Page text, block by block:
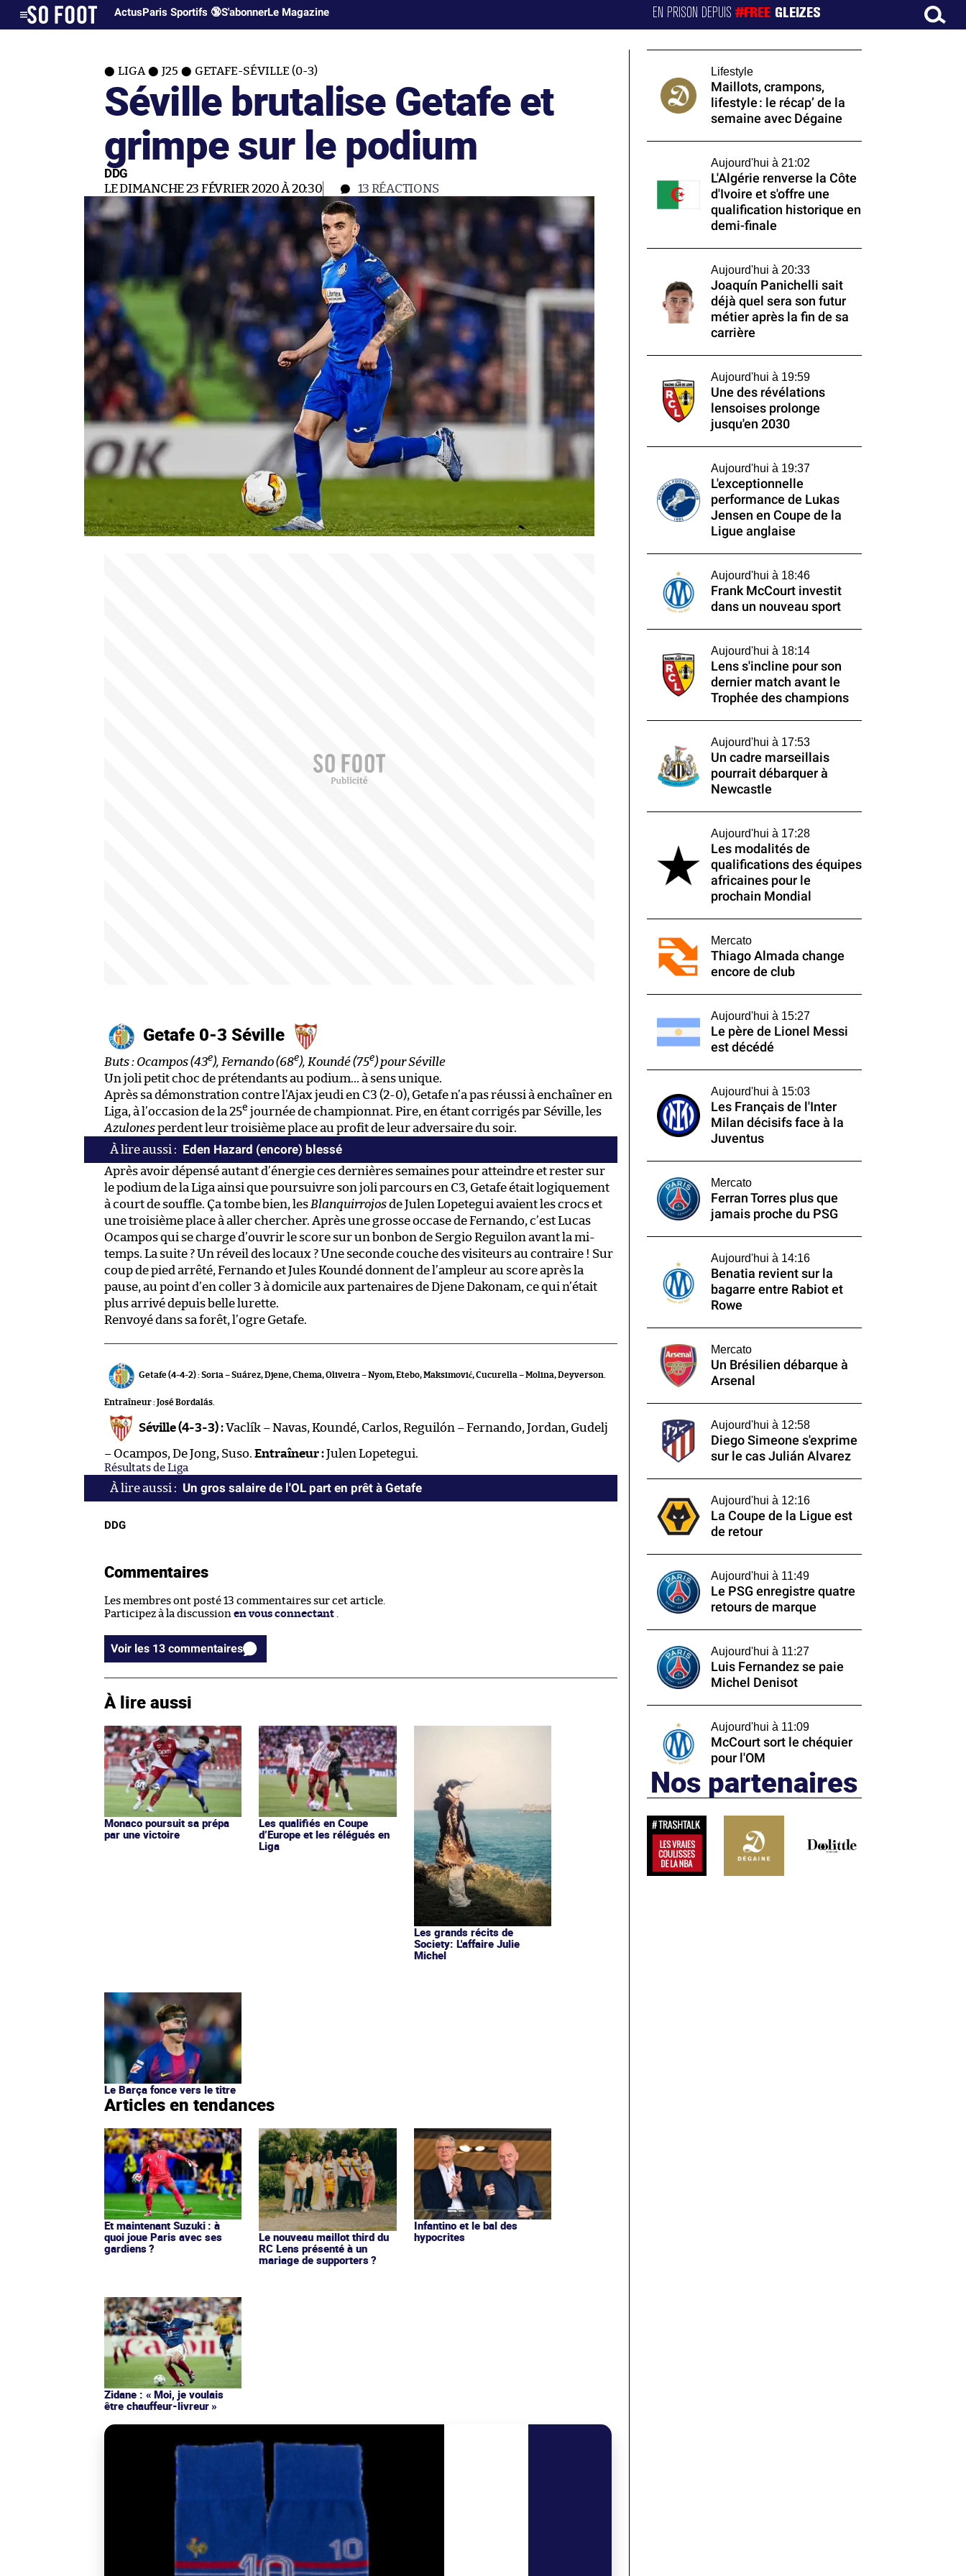
ActusParis Sportifs 🔞S'abonnerLe Magazine EN PRISON DEPUIS#FREE GLEIZES
LIGA J25 GETAFE-SÉVILLE (0-3)
Séville brutalise Getafe et
grimpe sur le podium
DDG
LE DIMANCHE 23 FÉVRIER 2020 À 20:30 13 RÉACTIONS
Getafe 0-3 Séville
Buts : Ocampos (43e), Fernando (68e), Koundé (75e) pour Séville
Un joli petit choc de prétendants au podium… à sens unique.
Après sa démonstration contre l’Ajax jeudi en C3 (2-0), Getafe n’a pas réussi à enchaîner en
Liga, à l’occasion de la 25e journée de championnat. Pire, en étant corrigés par Séville, les
Azulonesperdent leur troisième place au profit de leur adversaire du soir.
Eden Hazard (encore) blessé
Après avoir dépensé autant d’énergie ces dernières semaines pour atteindre et rester sur
le podium de la Liga ainsi que poursuivre son joli parcours en C3, Getafe était logiquement
à court de souffle. Ça tombe bien, les Blanquirrojosde Julen Lopetegui avaient les crocs et
une troisième place à aller chercher. Après une grosse occase de Fernando, c’est Lucas
Ocampos qui se charge d’ouvrir le score sur un bonbon de Sergio Reguilon avant la mi-
temps. La suite ? Un réveil des locaux ? Une seconde couche des visiteurs au contraire ! Sur
coup de pied arrêté, Fernando et Jules Koundé donnent de l’ampleur au score après la
pause, au point d’en coller 3 à domicile aux partenaires de Djene Dakonam, ce qui n’était
plus arrivé depuis belle lurette.
Renvoyé dans sa forêt, l’ogre Getafe.
Getafe (4-4-2) : Soria – Suárez, Djene, Chema, Oliveira – Nyom, Etebo, Maksimović, Cucurella – Molina, Deyverson.
Entraîneur: José Bordalás.
Séville (4-3-3) :Vaclík – Navas, Koundé, Carlos, Reguilón – Fernando, Jordan, Gudelj
– Ocampos, De Jong, Suso. Entraîneur :Julen Lopetegui.
Résultats de Liga
Un gros salaire de l'OL part en prêt à Getafe
DDG
Commentaires
Les membres ont posté 13 commentaires sur cet article.
Participez à la discussion en vous connectant .
Voir les 13 commentaires
À lire aussi
Monaco poursuit sa prépa
par une victoire
Les qualifiés en Coupe
d’Europe et les rélégués en
Liga
Les grands récits de
Society: L'affaire Julie
Michel
Le Barça fonce vers le titre
Articles en tendances
Et maintenant Suzuki : à
quoi joue Paris avec ses
gardiens ?
Le nouveau maillot third du
RC Lens présenté à un
mariage de supporters ?
Infantino et le bal des
hypocrites
Zidane : « Moi, je voulais
être chauffeur-livreur »
Lifestyle
Maillots, crampons,
lifestyle : le récap’ de la
semaine avec Dégaine
Aujourd'hui à 21:02
L'Algérie renverse la Côte
d'Ivoire et s'offre une
qualification historique en
demi-finale
Aujourd'hui à 20:33
Joaquín Panichelli sait
déjà quel sera son futur
métier après la fin de sa
carrière
Aujourd'hui à 19:59
Une des révélations
lensoises prolonge
jusqu'en 2030
Aujourd'hui à 19:37
L'exceptionnelle
performance de Lukas
Jensen en Coupe de la
Ligue anglaise
Aujourd'hui à 18:46
Frank McCourt investit
dans un nouveau sport
Aujourd'hui à 18:14
Lens s'incline pour son
dernier match avant le
Trophée des champions
Aujourd'hui à 17:53
Un cadre marseillais
pourrait débarquer à
Newcastle
Aujourd'hui à 17:28
Les modalités de
qualifications des équipes
africaines pour le
prochain Mondial
Mercato
Thiago Almada change
encore de club
Aujourd'hui à 15:27
Le père de Lionel Messi
est décédé
Aujourd'hui à 15:03
Les Français de l'Inter
Milan décisifs face à la
Juventus
Mercato
Ferran Torres plus que
jamais proche du PSG
Aujourd'hui à 14:16
Benatia revient sur la
bagarre entre Rabiot et
Rowe
Mercato
Un Brésilien débarque à
Arsenal
Aujourd'hui à 12:58
Diego Simeone s'exprime
sur le cas Julián Alvarez
Aujourd'hui à 12:16
La Coupe de la Ligue est
de retour
Aujourd'hui à 11:49
Le PSG enregistre quatre
retours de marque
Aujourd'hui à 11:27
Luis Fernandez se paie
Michel Denisot
Aujourd'hui à 11:09
McCourt sort le chéquier
pour l'OM
Nos partenaires